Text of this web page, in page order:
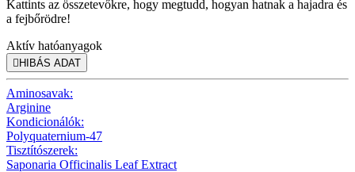
Kattints az összetevőkre, hogy megtudd, hogyan hatnak a hajadra és
a fejbőrödre!
Aktív hatóanyagok
HIBÁS ADAT
Aminosavak:
Arginine
Kondicionálók:
Polyquaternium-47
Tisztítószerek:
Saponaria Officinalis Leaf Extract